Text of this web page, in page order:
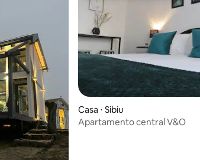
Casa ⋅ Sibiu
Apartamento central V&O